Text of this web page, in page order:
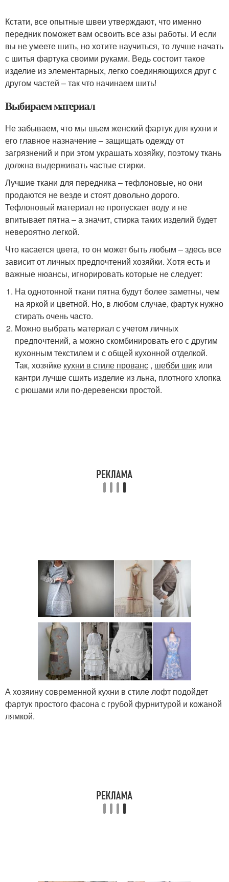
Кстати, все опытные швеи утверждают, что именно
передник поможет вам освоить все азы работы. И если
вы не умеете шить, но хотите научиться, то лучше начать
с шитья фартука своими руками. Ведь состоит такое
изделие из элементарных, легко соединяющихся друг с
другом частей – так что начинаем шить!
Выбираем материал
Не забываем, что мы шьем женский фартук для кухни и
его главное назначение – защищать одежду от
загрязнений и при этом украшать хозяйку, поэтому ткань
должна выдерживать частые стирки.
Лучшие ткани для передника – тефлоновые, но они
продаются не везде и стоят довольно дорого.
Тефлоновый материал не пропускает воду и не
впитывает пятна – а значит, стирка таких изделий будет
невероятно легкой.
Что касается цвета, то он может быть любым – здесь все
зависит от личных предпочтений хозяйки. Хотя есть и
важные нюансы, игнорировать которые не следует:
На однотонной ткани пятна будут более заметны, чем
на яркой и цветной. Но, в любом случае, фартук нужно
стирать очень часто.
Можно выбрать материал с учетом личных
предпочтений, а можно скомбинировать его с другим
кухонным текстилем и с общей кухонной отделкой.
Так, хозяйке кухни в стиле прованс , шебби шик или
кантри лучше сшить изделие из льна, плотного хлопка
с рюшами или по-деревенски простой.
А хозяину современной кухни в стиле лофт подойдет
фартук простого фасона с грубой фурнитурой и кожаной
лямкой.